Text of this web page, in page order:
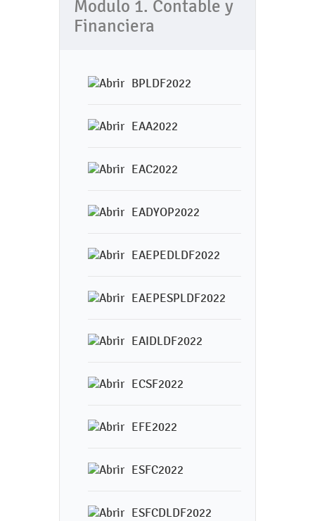
Modulo 1. Contable y
Financiera
BPLDF2022
EAA2022
EAC2022
EADYOP2022
EAEPEDLDF2022
EAEPESPLDF2022
EAIDLDF2022
ECSF2022
EFE2022
ESFC2022
ESFCDLDF2022